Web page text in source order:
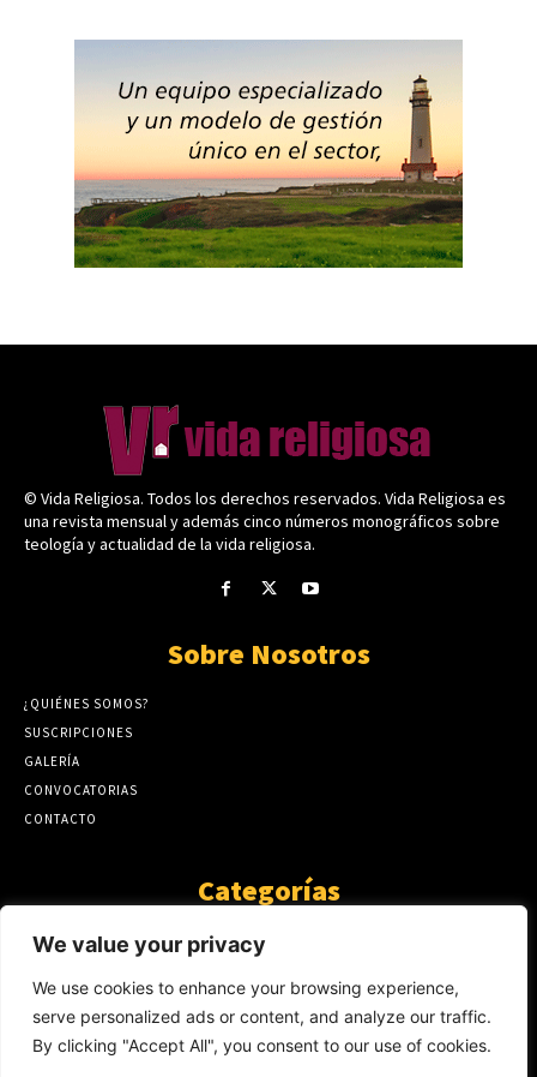
We value your privacy
We use cookies to enhance your browsing experience,
serve personalized ads or content, and analyze our traffic.
By clicking "Accept All", you consent to our use of cookies.
© Vida Religiosa. Todos los derechos reservados. Vida Religiosa es
una revista mensual y además cinco números monográficos sobre
teología y actualidad de la vida religiosa.
Sobre Nosotros
¿QUIÉNES SOMOS?
SUSCRIPCIONES
GALERÍA
CONVOCATORIAS
CONTACTO
Categorías
ARTÍCULOS
GUANTE DE SEDA
AL CALOR DE LA PALABRA
Y YO QUE SÉ
423
NOTICIAS
234